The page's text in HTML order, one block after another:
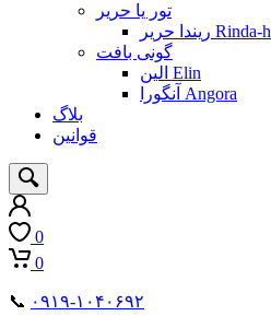
تور یا حریر
ریندا حریر Rinda-h
گونی بافت
الین Elin
آنگورا Angora
بلاگ
قوانین
0
0
📞 ۰۹۱۹-۱۰۴۰۶۹۲